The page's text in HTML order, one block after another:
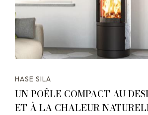
HASE SILA
UN POÊLE COMPACT AU
ET À LA CHALEUR